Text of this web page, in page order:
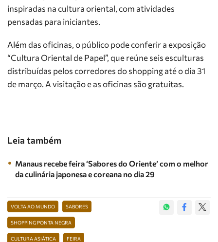
inspiradas na cultura oriental, com atividades
pensadas para iniciantes.
Além das oficinas, o público pode conferir a exposição
“Cultura Oriental de Papel”, que reúne seis esculturas
distribuídas pelos corredores do shopping até o dia 31
de março. A visitação e as oficinas são gratuitas.
Leia também
Manaus recebe feira ‘Sabores do Oriente’ com o melhor
da culinária japonesa e coreana no dia 29
VOLTA AO MUNDO SABORES
SHOPPING PONTA NEGRA
CULTURA ASIÁTICA FEIRA